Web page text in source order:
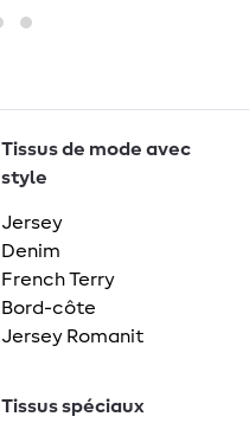
Tissus de mode avec
style
Jersey
Denim
French Terry
Bord-côte
Jersey Romanit
Tissus spéciaux